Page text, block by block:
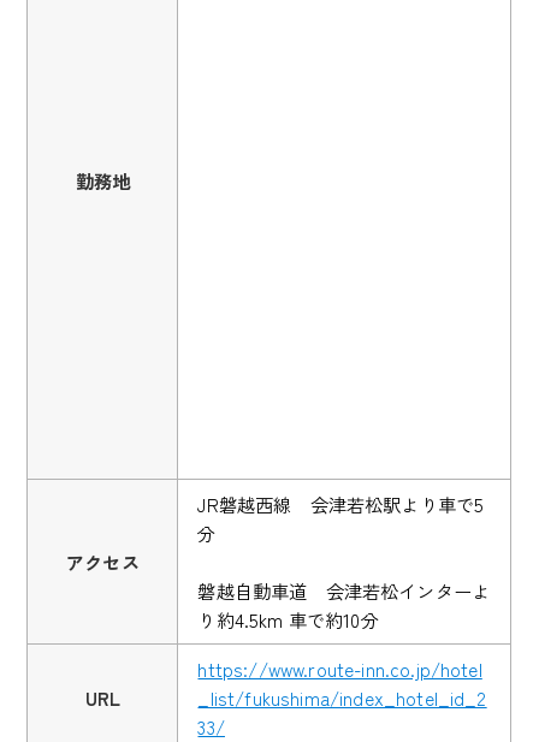
勤務地
アクセス
JR磐越西線 会津若松駅より車で5
分
磐越自動車道 会津若松インターよ
り約4.5km 車で約10分
URL
https://www.route-inn.co.jp/hotel
_list/fukushima/index_hotel_id_2
33/